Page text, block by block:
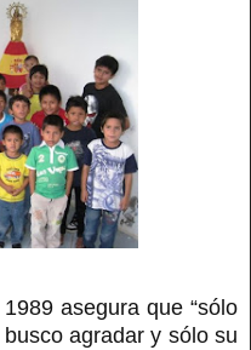
asegura que “sólo
agradar y sólo su